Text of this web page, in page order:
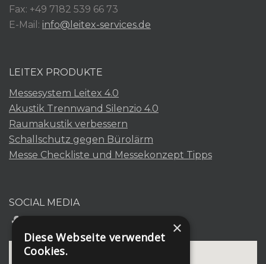
Fax: +49 7182 539 66 73
E-Mail: info@leitex-services.de
LEITEX PRODUKTE
Messesystem Leitex 4.0
Akustik Trennwand Silenzio 4.0
Raumakustik verbessern
Schallschutz gegen Bürolärm
Messe Checkliste und Messekonzept Tipps
SOCIAL MEDIA
×
Diese Webseite verwendet
Cookies.